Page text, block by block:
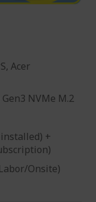
Acer
Gen3 NVMe M.2
+
Onsite)